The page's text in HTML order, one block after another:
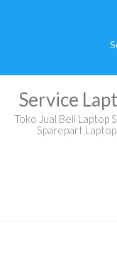
Service
Toko Jual Beli Laptop
Sparepart